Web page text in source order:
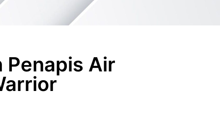
Penapis Air